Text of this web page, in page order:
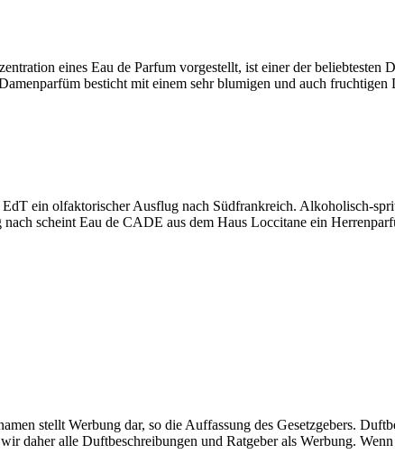
eines Eau de Parfum vorgestellt, ist einer der
besticht mit einem sehr blumigen und auch
ein olfaktorischer Ausflug nach Südfrankreich. Alkoholisch-
scheint Eau de CADE aus dem Haus Loccitane ein
stellt Werbung dar, so die Auffassung des Gesetzgebers.
daher alle Duftbeschreibungen und Ratgeber als Werbung.